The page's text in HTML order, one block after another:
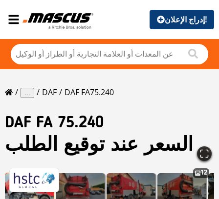
إدراج الإعلان!
... DAF DAF FA75.240
DAF FA 75.240
السعر عند توقيع الطلب
12